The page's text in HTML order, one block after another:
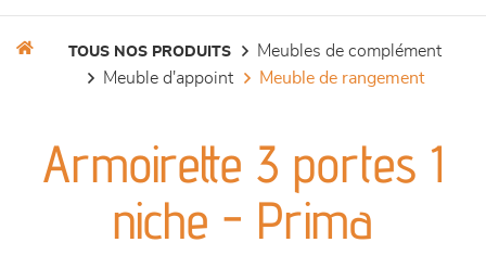
séjours
meubles de complément
TOUS NOS PRODUITS
meubles de complément
meuble d'appoint
meuble de rangement
Armoirette 3 portes 1
niche - Prima